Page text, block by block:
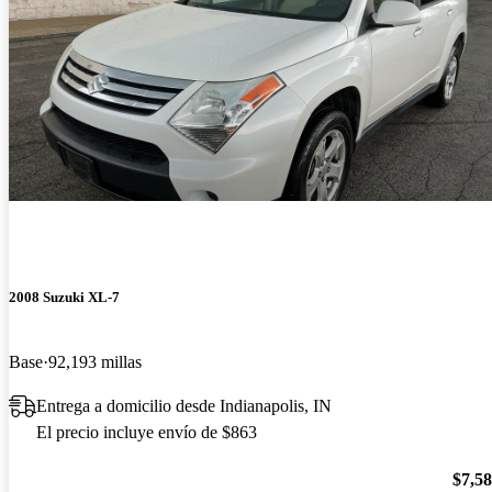
2008 Suzuki XL-7
Base 92,193 millas
Entrega a domicilio desde Indianapolis, IN
El precio incluye envío de $863